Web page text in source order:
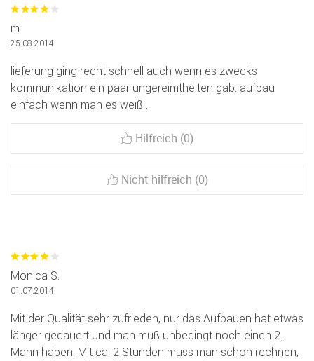
m.
25.08.2014
lieferung ging recht schnell auch wenn es zwecks
kommunikation ein paar ungereimtheiten gab. aufbau
einfach wenn man es weiß .
Hilfreich (0)
Nicht hilfreich (0)
Monica S.
01.07.2014
Mit der Qualität sehr zufrieden, nur das Aufbauen hat etwas
länger gedauert und man muß unbedingt noch einen 2.
Mann haben. Mit ca. 2 Stunden muss man schon rechnen,